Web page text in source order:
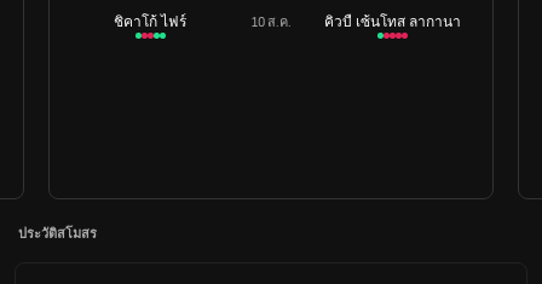
ชิคาโก้ ไฟร์ 10 ส.ค. คิวบื เซ้นโทส ลากานา
ประวัติสโมสร